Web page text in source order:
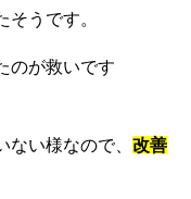
うです。
のが救いです
い様なので、 改善